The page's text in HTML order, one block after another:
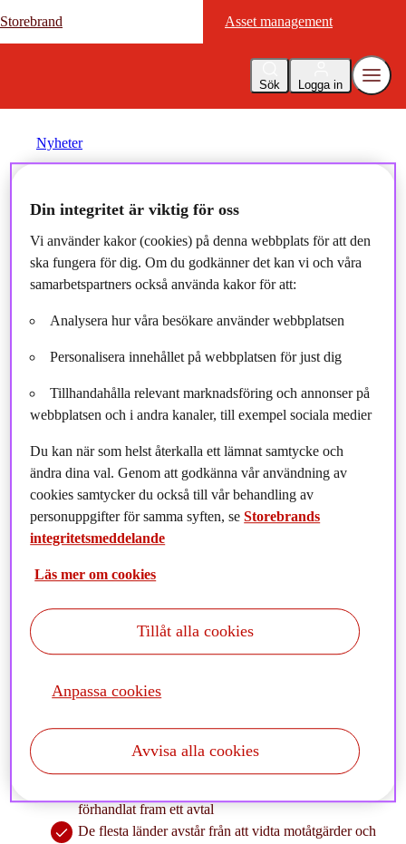
Storebrand Asset management
Sök Logga in
Storebrand Asset management
Nyheter
Marknadsrapport augusti
2025
tillväxtmarknaderna har stigit mer än i de utvecklade
ekonomierna i år.
I denna månadsrapport kan du bland annat läsa om:
Tullpausen är över och tullarna höjs den 7 augusti för
förhandlat fram ett avtal
De flesta länder avstår från att vidta motåtgärder och
Din integritet är viktig för oss
Vi använder kakor (cookies) på denna webbplats för att den
ska fungera för dig. Om du godkänner det kan vi och våra
samarbetspartners också använda kakor för att:
Analysera hur våra besökare använder webbplatsen
Personalisera innehållet på webbplatsen för just dig
Tillhandahålla relevant marknadsföring och annonser på
webbplatsen och i andra kanaler, till exempel sociala medier
Du kan när som helst återkalla ett lämnat samtycke och
ändra dina val. Genom att godkänna vår användning av
cookies samtycker du också till vår behandling av
personuppgifter för samma syften, seStorebrands
integritetsmeddelande
Läs mer om cookies
Anpassa cookies
Avvisa alla cookies
Tillåt alla cookies